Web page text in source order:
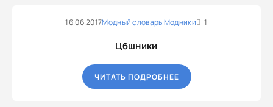
16.06.2017Модный словарьМодники 1
Цбшники
ЧИТАТЬ ПОДРОБНЕЕ